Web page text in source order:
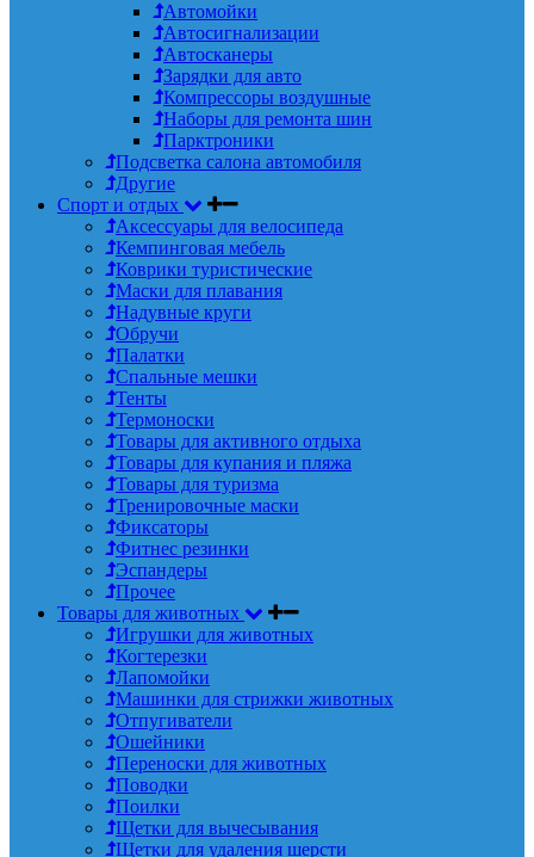
Автомойки
Автосигнализации
Автосканеры
Зарядки для авто
Компрессоры воздушные
Наборы для ремонта шин
Парктроники
Подсветка салона автомобиля
Другие
Спорт и отдых
Аксессуары для велосипеда
Кемпинговая мебель
Коврики туристические
Маски для плавания
Надувные круги
Обручи
Палатки
Спальные мешки
Тенты
Термоноски
Товары для активного отдыха
Товары для купания и пляжа
Товары для туризма
Тренировочные маски
Фиксаторы
Фитнес резинки
Эспандеры
Прочее
Товары для животных
Игрушки для животных
Когтерезки
Лапомойки
Машинки для стрижки животных
Отпугиватели
Ошейники
Переноски для животных
Поводки
Поилки
Щетки для вычесывания
Щетки для удаления шерсти